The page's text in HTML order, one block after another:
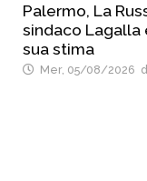
Palermo, La
sindaco Lagalla
sua stima
Mer, 05/08/2026